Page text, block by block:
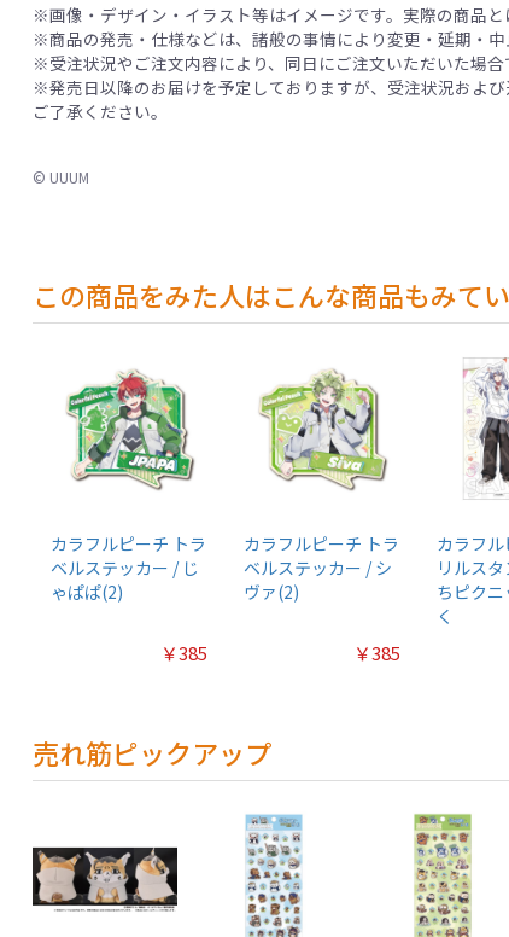
※画像・デザイン・イラスト等はイメージです。実際の商品と
※商品の発売・仕様などは、諸般の事情により変更・延期・中
※受注状況やご注文内容により、同日にご注文いただいた場
※発売日以降のお届けを予定しておりますが、受注状況およ
ご了承ください。
© UUUM
この商品をみた人はこんな商品もみて
カラフルピーチ トラ
ベルステッカー / じ
ゃぱぱ(2)
￥385
カラフルピーチ トラ
ベルステッカー / シ
ヴァ(2)
￥385
カラフル
リルス
ちピク
く
売れ筋ピックアップ